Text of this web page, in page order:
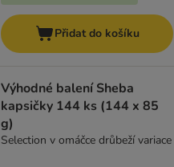
Přidat do košíku
Výhodné balení Sheba
kapsičky 144 ks (144 x 85
g)
Selection v omáčce drůbeží variace